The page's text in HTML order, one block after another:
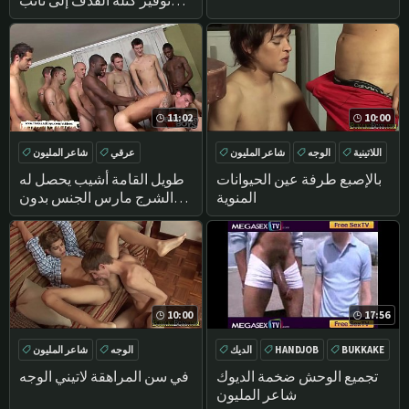
الرئيس القمامة
11:02
طويل القامة أشيب يحصل له
الشرج مارس الجنس بدون
الواقي الذكري الأزياء
شاعر المليون
عرقي
تحول جنسي
سرج
10:00
بالإصبع طرفة عين الحيوانات
المنوية
شاعر المليون الوجه
اللاتينية
اللسان
10:00
في سن المراهقة لاتيني الوجه
شاعر المليون
الوجه
في سن المراهقة
المتشددين
17:56
تجميع الوحش ضخمة الديوك
شاعر المليون
الديك HANDJOB BUKKAKE